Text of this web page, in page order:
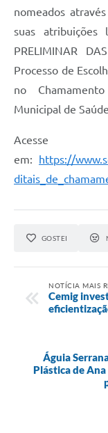
SIC
Jornal
Covid -19 em Serro
Audiências Públicas
Galeria de Fotos
Telefones Úteis
Contratos, Convênios
Ouvidoria Municipal
Contato
nomeados
suas atribuições
PRELIMINAR
Processo de
no
Municipal de
em: https://
GOSTEI
NOTÍCIA MAIS
Cemig
Águia
Plástica de